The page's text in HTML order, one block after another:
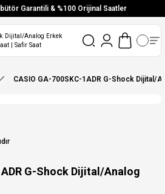
Garantili & %100 Orijinal Saatler
Farksız 6 Taksit
Stoktan Gönderim
Ücretsiz Kargo
CASIO GA-700SKC-1ADR G-Shock Dijital/
G-Shock Dijital/Analog